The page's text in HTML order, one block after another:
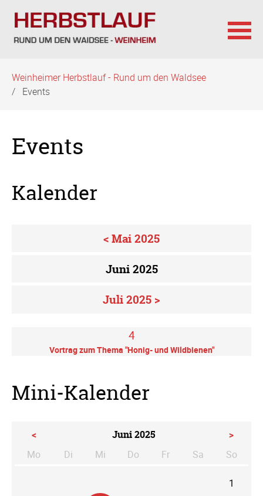
überspringen
Weinheimer Herbstlauf - Rund um den Waldsee
Events
Events
Kalender
< Mai 2025
Juni 2025
Juli 2025 >
4
Vortrag zum Thema "Honig- und Wildbienen"
Mini-Kalender
< Juni 2025
>
Mo
Di enstag
Mi ttwoch
Do nnerstag
Fr Sa mstagSo
1